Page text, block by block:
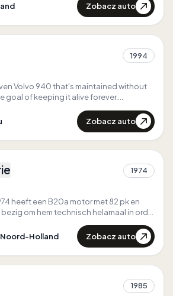
Zobacz auto
1
3
1994
Volvo 940 that's maintained without
goal of keeping it alive forever.
Zobacz auto
1
1
1974
heeft een B20a motor met 82 pk en
om hem technisch helamaal in orde
in een sweeds/Amerikaanse style op te
periode correcte velgen,
opties en patina.
Holland Zobacz auto
1
3
1985